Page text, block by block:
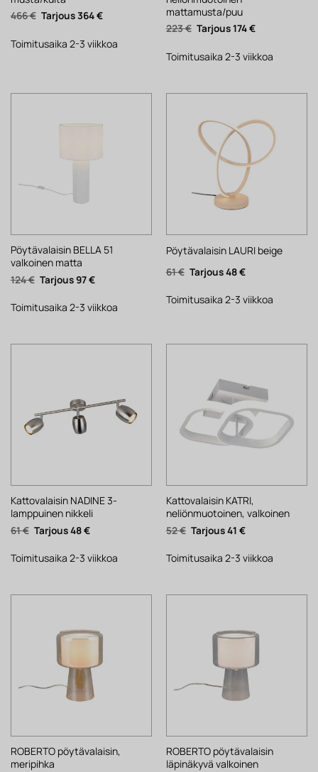
466€ Alkuperäinen
hinta
466 €.
364€Nykyinen
364 €.
Toimitusaika 2-3 viikkoa
mattamusta/puu
223€ Alkuperäinen
hinta
223 €.
174€Nykyinen
174 €.
Toimitusaika 2-3 viikkoa
Pöytävalaisin BELLA 51
valkoinen matta
124€ Alkuperäinen
hinta
124 €.
97€Nykyinen
97 €.
Toimitusaika 2-3 viikkoa
Pöytävalaisin LAURI beige
61€ Alkuperäinen
hinta
61 €.
48€Nykyinen
48 €.
Toimitusaika 2-3 viikkoa
Kattovalaisin NADINE 3-
lamppuinen nikkeli
61€ Alkuperäinen
hinta
61 €.
48€Nykyinen
48 €.
Toimitusaika 2-3 viikkoa
Kattovalaisin KATRI,
neliönmuotoinen, valkoinen
52€ Alkuperäinen
hinta
52 €.
41 €Nykyinen
41 €.
Toimitusaika 2-3 viikkoa
ROBERTO pöytävalaisin,
meripihka
ROBERTO pöytävalaisin
läpinäkyvä valkoinen